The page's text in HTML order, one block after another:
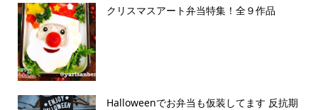
クリスマスアート弁当特集！全９作品
Halloweenでお弁当も仮装してます 反抗期